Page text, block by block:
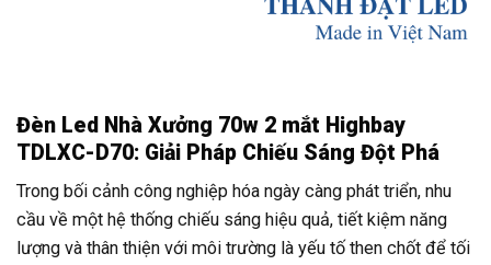
Đèn Led Nhà Xưởng 70w 2 mắt Highbay
TDLXC-D70: Giải Pháp Chiếu Sáng Đột Phá
Trong bối cảnh công nghiệp hóa ngày càng phát triển, nhu
cầu về một hệ thống chiếu sáng hiệu quả, tiết kiệm năng
lượng và thân thiện với môi trường là yếu tố then chốt để tối